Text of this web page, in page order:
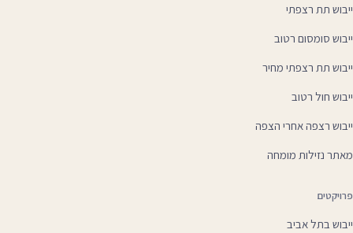
ייבוש תת רצפתי
ייבוש סומסום רטוב
ייבוש תת רצפתי מחיר
ייבוש חול רטוב
ייבוש רצפה אחרי הצפה
מאתר נזילות מומחה
פרויקטים
ייבוש בתל אביב